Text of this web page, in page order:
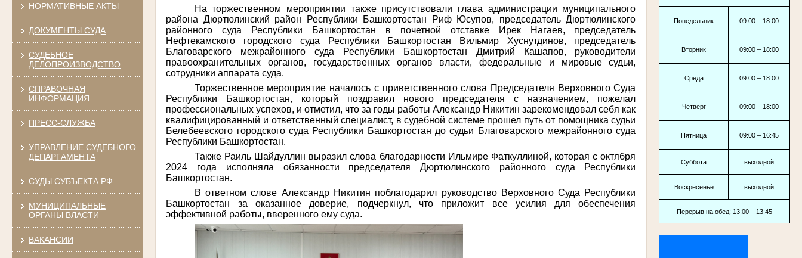
НОРМАТИВНЫЕ АКТЫ
ДОКУМЕНТЫ СУДА
СУДЕБНОЕ
ДЕЛОПРОИЗВОДСТВО
СПРАВОЧНАЯ
ИНФОРМАЦИЯ
ПРЕСС-СЛУЖБА
УПРАВЛЕНИЕ СУДЕБНОГО
ДЕПАРТАМЕНТА
СУДЫ СУБЪЕКТА РФ
МУНИЦИПАЛЬНЫЕ
ОРГАНЫ ВЛАСТИ
ВАКАНСИИ
Понедельник 09:00 – 18:00
Вторник 09:00 – 18:00
Среда 09:00 – 18:00
Четверг 09:00 – 18:00
Пятница 09:00 – 16:45
Суббота выходной
Воскресенье выходной
Перерыв на обед: 13:00 – 13:45
На торжественном мероприятии также присутствовали глава администрации муниципального
района Дюртюлинский район Республики Башкортостан Риф Юсупов, председатель Дюртюлинского
районного суда Республики Башкортостан в почетной отставке Ирек Нагаев, председатель
Нефтекамского городского суда Республики Башкортостан Вильмир Хуснутдинов, председатель
Благоварского межрайонного суда Республики Башкортостан Дмитрий Кашапов, руководители
правоохранительных органов, государственных органов власти, федеральные и мировые судьи,
сотрудники аппарата суда.
Торжественное мероприятие началось с приветственного слова Председателя Верховного Суда
Республики Башкортостан, который поздравил нового председателя с назначением, пожелал
профессиональных успехов, и отметил, что за годы работы Александр Никитин зарекомендовал себя как
квалифицированный и ответственный специалист, в судебной системе прошел путь от помощника судьи
Белебеевского городского суда Республики Башкортостан до судьи Благоварского межрайонного суда
Республики Башкортостан.
Также Раиль Шайдуллин выразил слова благодарности Ильмире Фаткуллиной, которая с октября
2024 года исполняла обязанности председателя Дюртюлинского районного суда Республики
Башкортостан.
В ответном слове Александр Никитин поблагодарил руководство Верховного Суда Республики
Башкортостан за оказанное доверие, подчеркнул, что приложит все усилия для обеспечения
эффективной работы, вверенного ему суда.